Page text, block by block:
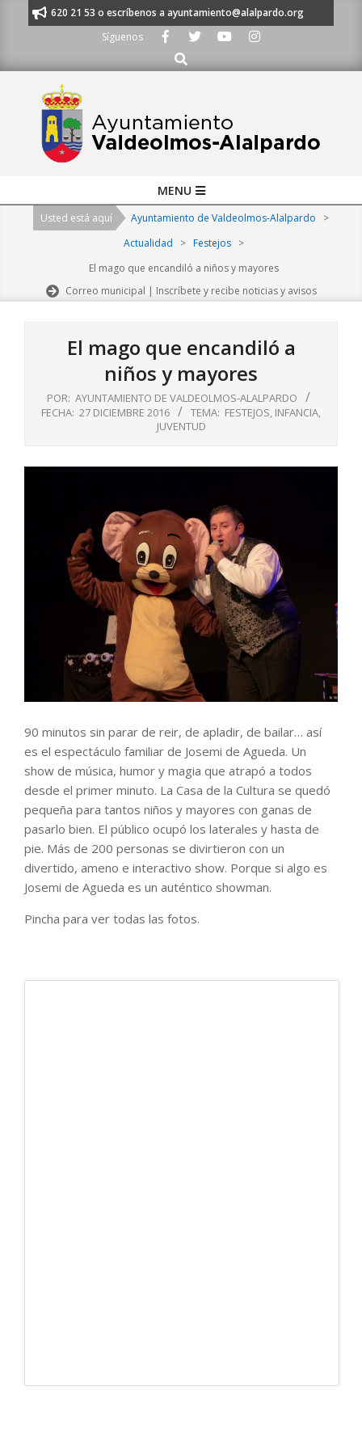
al 91 620 21 53 o escríbenos a ayuntamiento@alalpardo.org
Síguenos
Buscar
Navigation
MENU
Usted está aquí Ayuntamiento de Valdeolmos-Alalpardo
>
Actualidad
> Festejos
>
El mago que encandiló a niños y mayores
Correo municipal | Inscríbete y recibe noticias y avisos
El mago que encandiló a
niños y mayores
POR: AYUNTAMIENTO DE VALDEOLMOS-ALALPARDO
FECHA: 27 DICIEMBRE 2016 TEMA: FESTEJOS, INFANCIA,
JUVENTUD
90 minutos sin parar de reir, de apladir, de bailar… así
es el espectáculo familiar de Josemi de Agueda. Un
show de música, humor y magia que atrapó a todos
desde el primer minuto. La Casa de la Cultura se quedó
pequeña para tantos niños y mayores con ganas de
pasarlo bien. El público ocupó los laterales y hasta de
pie. Más de 200 personas se divirtieron con un
divertido, ameno e interactivo show. Porque si algo es
Josemi de Agueda es un auténtico showman.
Pincha para ver todas las fotos.